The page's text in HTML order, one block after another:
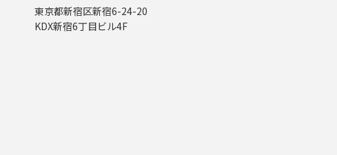
東京都新宿区新宿6-24-20
KDX新宿6丁目ビル4F